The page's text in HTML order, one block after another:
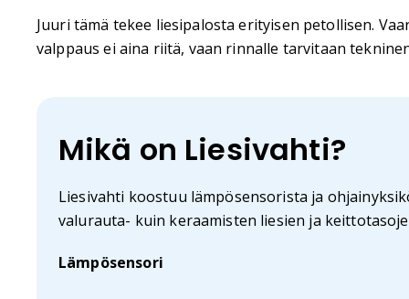
Juuri tämä tekee liesipalosta erityisen petollisen.
valppaus ei aina riitä, vaan rinnalle tarvitaan
Mikä on Liesivahti?
Liesivahti koostuu lämpösensorista ja
valurauta- kuin keraamisten liesien ja
Lämpösensori